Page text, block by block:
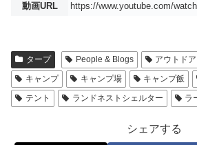
動画URL https://www.youtube.com/
タープ People & Blogs アウトドア
キャンプ
キャンプ場 キャンプ飯
テント
ランドネストシェルター ラ
シェアする